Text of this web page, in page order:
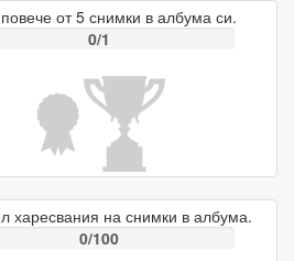
от 5 снимки в албума си.
0/1
харесвания на снимки в албума.
0/100